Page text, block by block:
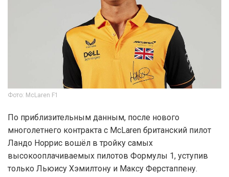
Фото: McLaren F1
По приблизительным данным, после нового
многолетнего контракта с McLaren британский пилот
Ландо Норрис вошёл в тройку самых
высокооплачиваемых пилотов Формулы 1, уступив
только Льюису Хэмилтону и Максу Ферстаппену.